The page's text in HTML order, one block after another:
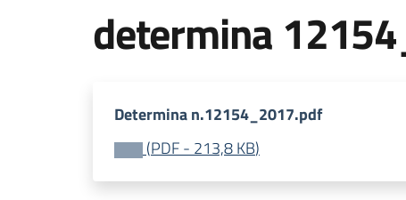
determina
Determina n.12154_2017.pdf
(PDF- 213,8 KB)